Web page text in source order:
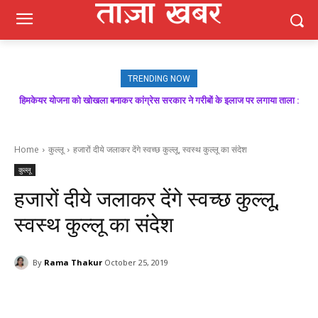
TRENDING NOW
मजबूत बूथ ही भाजपा की जीत की गारंटी, आगामी विधानसभा चुनाव में बूथ प्रबंधन निभाएगा
Home कुल्लू हजारों दीये जलाकर देंगे स्वच्छ कुल्लू, स्वस्थ कुल्लू का संदेश
कुल्लू
हजारों दीये जलाकर देंगे स्वच्छ कुल्लू,
स्वस्थ कुल्लू का संदेश
By Rama Thakur October 25, 2019